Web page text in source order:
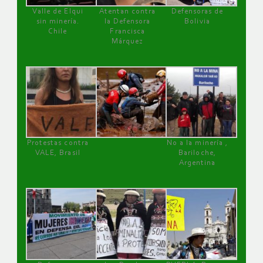
Valle de Elqui
sin minería.
Chile
Atentan contra
la Defensora
Francisca
Márquez
Defensoras de
Bolivia
Protestas contra
VALE, Brasil
No a la minería ,
Bariloche,
Argentina